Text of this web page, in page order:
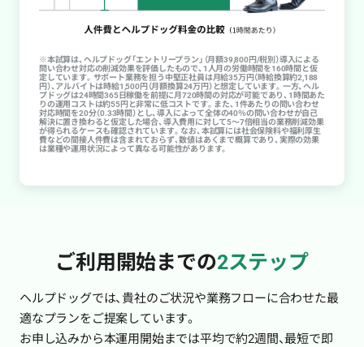
※本試算は、ヘルプドッグ「エントリープラン」（月額39,800円/税別）導入による
問い合わせ対応の削減効果を評価したもので、1人月の労働時間を160時間と仮
定しています。サポート業務を担う中堅正社員は月給35万円（時給換算約2,188
円）、アルバイトは時給1,500円（月額換算24万円）と想定しています。一方、ヘル
プドッグは24時間365日稼働を前提に月720時間の対応が可能であり、1時間あた
りの運用コストは約55円と非常に低コストです。また、1件あたりの問い合わせ
対応時間を20分（0.33時間）とし、導入によって全体の40％の問い合わせが自己
解決に置き換わると仮定した場合、導入費用に対して5〜7倍相当の業務削減効果
が得られるケースも確認されています。なお、本試算には社会保険料や福利厚生
費などの間接人件費は含まれておらず、数値はあくまで概算であり、実際の効果
は業種や運用状況によって異なる可能性があります。
ご利用開始までの2ステップ
ヘルプドッグでは、貴社のご状況や業務フローに合わせた最
適なプランをご提案しています。
お申し込みから本運用開始までは平均で約2週間、最短で即